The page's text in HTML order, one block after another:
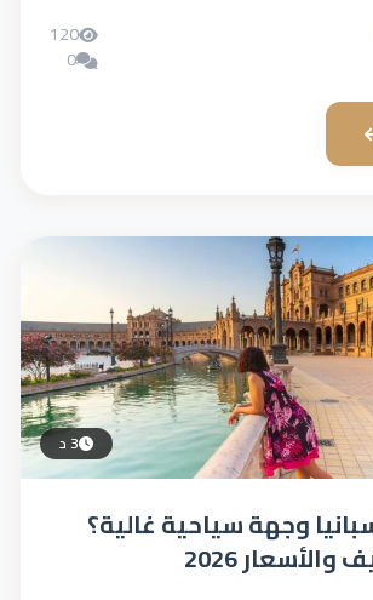
120
0
3 د
وجهة سياحية غالية؟
2026